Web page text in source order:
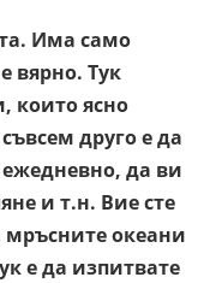
Има само
вярно. Тук
които ясно
друго е да
да ви
и т.н. Вие сте
океани
е да изпитвате